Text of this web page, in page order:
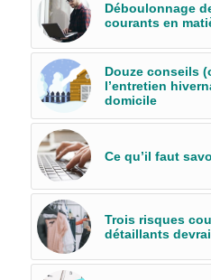
Déboulonnage
courants en
Douze conseils
l’entretien
domicile
Ce qu’il faut
Trois risques
détaillants